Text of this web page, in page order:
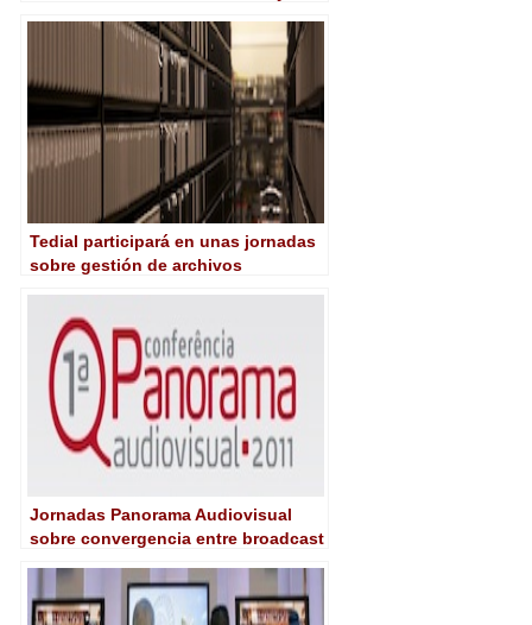
audiovisual
Tedial participará en unas jornadas
sobre gestión de archivos
Jornadas Panorama Audiovisual
sobre convergencia entre broadcast